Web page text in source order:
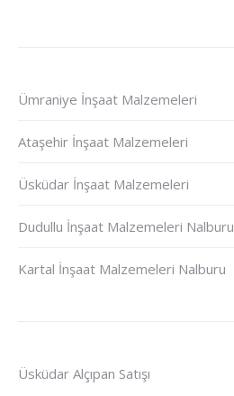
Ümraniye İnşaat Malzemeleri
Ataşehir İnşaat Malzemeleri
Üsküdar İnşaat Malzemeleri
Dudullu İnşaat Malzemeleri Nalburu
Kartal İnşaat Malzemeleri Nalburu
Üsküdar Alçıpan Satışı